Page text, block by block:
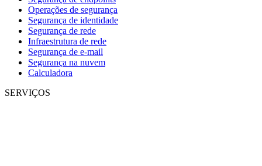
Operações de segurança
Segurança de identidade
Segurança de rede
Infraestrutura de rede
Segurança de e-mail
Segurança na nuvem
Calculadora
SERVIÇOS